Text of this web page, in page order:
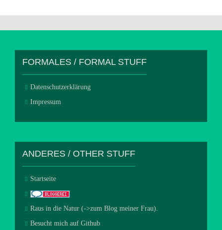
FORMALES / FORMAL STUFF
Datenschutzerklärung
Impressum
ANDERES / OTHER STUFF
Startseite
Raus in die Natur (->zum Blog meiner Frau).
Besucht mich auf Github